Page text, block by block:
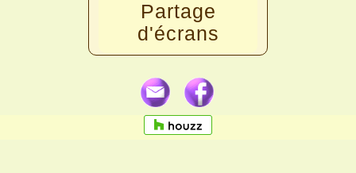
Partage
d'écrans